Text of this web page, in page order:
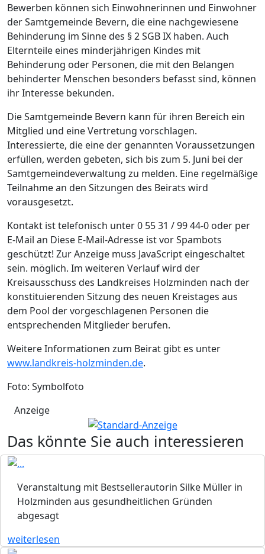
Bewerben können sich Einwohnerinnen und Einwohner
der Samtgemeinde Bevern, die eine nachgewiesene
Behinderung im Sinne des § 2 SGB IX haben. Auch
Elternteile eines minderjährigen Kindes mit
Behinderung oder Personen, die mit den Belangen
behinderter Menschen besonders befasst sind, können
ihr Interesse bekunden.
Die Samtgemeinde Bevern kann für ihren Bereich ein
Mitglied und eine Vertretung vorschlagen.
Interessierte, die eine der genannten Voraussetzungen
erfüllen, werden gebeten, sich bis zum 5. Juni bei der
Samtgemeindeverwaltung zu melden. Eine regelmäßige
Teilnahme an den Sitzungen des Beirats wird
vorausgesetzt.
Kontakt ist telefonisch unter 0 55 31 / 99 44-0 oder per
E-Mail an Diese E-Mail-Adresse ist vor Spambots
geschützt! Zur Anzeige muss JavaScript eingeschaltet
sein. möglich. Im weiteren Verlauf wird der
Kreisausschuss des Landkreises Holzminden nach der
konstituierenden Sitzung des neuen Kreistages aus
dem Pool der vorgeschlagenen Personen die
entsprechenden Mitglieder berufen.
Weitere Informationen zum Beirat gibt es unter
www.landkreis-holzminden.de.
Foto: Symbolfoto
Anzeige
Das könnte Sie auch interessieren
Veranstaltung mit Bestsellerautorin Silke Müller in
Holzminden aus gesundheitlichen Gründen
abgesagt
weiterlesen